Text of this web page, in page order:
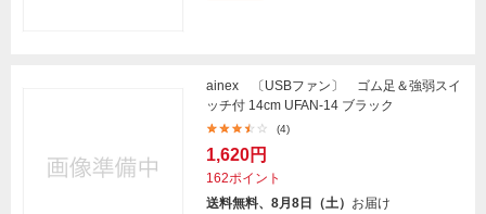
ainex 〔USBファン〕 ゴム足＆強弱スイ
ッチ付 14cm UFAN-14 ブラック
(4)
1,620円
162ポイント
送料無料、8月8日（土） お届け